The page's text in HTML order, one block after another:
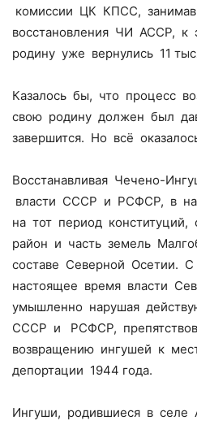
комиссии ЦК КПСС,
восстановления ЧИ АССР, к
родину уже вернулись 11
Казалось бы, что процесс
свою родину должен был
завершится. Но всё
Восстанавливая Чечено-
власти СССР и РСФСР, в
на тот период конституций,
район и часть земель
составе Северной Осетии.
настоящее время власти
умышленно нарушая
СССР и РСФСР,
возвращению ингушей к
депортации 1944 года.
Ингуши, родившиеся в селе